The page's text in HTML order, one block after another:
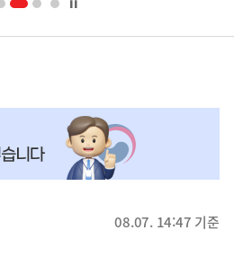
08.07. 14:47 기준